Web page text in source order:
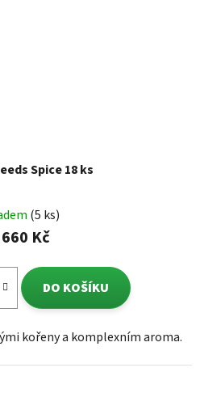
Spice 18 ks
(5 ks)
Kč
DO KOŠÍKU
kořeny a komplexním aroma.